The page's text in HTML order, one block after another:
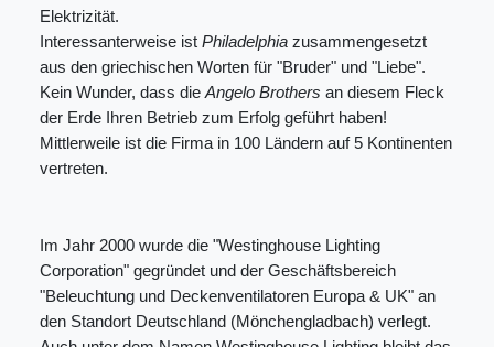
Elektrizität.
Interessanterweise ist Philadelphia zusammengesetzt
aus den griechischen Worten für "Bruder" und "Liebe".
Kein Wunder, dass dieAngelo Brothers an diesem Fleck
der Erde Ihren Betrieb zum Erfolg geführt haben!
Mittlerweile ist die Firma in 100 Ländern auf 5 Kontinenten
vertreten.
Im Jahr 2000 wurde die "Westinghouse Lighting
Corporation" gegründet und der Geschäftsbereich
"Beleuchtung und Deckenventilatoren Europa & UK" an
den Standort Deutschland (Mönchengladbach) verlegt.